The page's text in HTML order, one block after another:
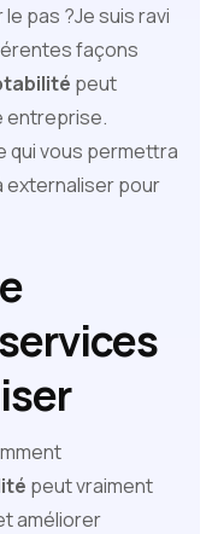
pas ?Je suis ravi
façons
peut
entreprise.
qui vous permettra
externaliser pour
peut vraiment
améliorer